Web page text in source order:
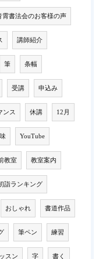
霄書法会のお客様の声
講師紹介
筆 条幅
受講 申込み
ンス 休講 12月
YouTube
教室 教室案内
詣ランキング
おしゃれ 書道作品
筆ペン 練習
スン 字 書く